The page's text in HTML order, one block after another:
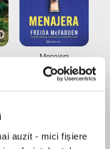
auzit - mici fișiere
Menajera
Freida McFadden